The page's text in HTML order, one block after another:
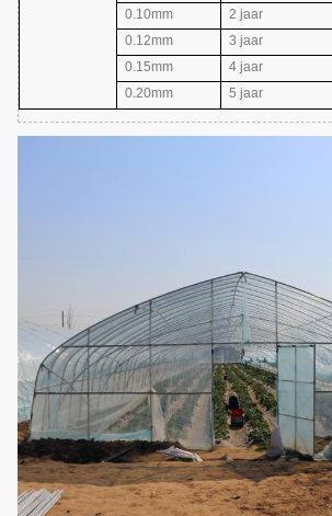
0.10mm
2 jaar
0.12mm
3 jaar
0.15mm
4 jaar
0.20mm
5 jaar